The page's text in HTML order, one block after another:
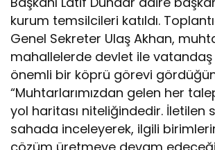
kurum temsilcileri katıldı.
Genel Sekreter Ulaş Akhan,
mahallelerde devlet ile vatandaş
önemli bir köprü görevi
“Muhtarlarımızdan gelen her
yol haritası niteliğindedir. İletilen
sahada inceleyerek, ilgili